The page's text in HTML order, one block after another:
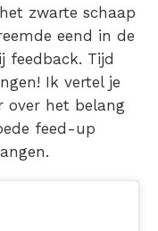
zwarte schaap
eend in de
feedback. Tijd
Ik vertel je
over het belang
feed-up